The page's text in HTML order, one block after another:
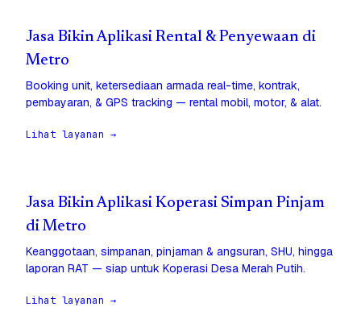
Jasa Bikin Aplikasi Rental & Penyewaan di
Metro
Booking unit, ketersediaan armada real-time, kontrak,
pembayaran, & GPS tracking — rental mobil, motor, & alat.
Lihat layanan →
Jasa Bikin Aplikasi Koperasi Simpan Pinjam
di Metro
Keanggotaan, simpanan, pinjaman & angsuran, SHU, hingga
laporan RAT — siap untuk Koperasi Desa Merah Putih.
Lihat layanan →